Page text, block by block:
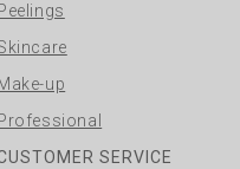
up
SERVICE